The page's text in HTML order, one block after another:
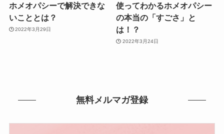
ホメオパシーで解決できな
いこととは？
2022年3月29日
使ってわかるホメオパシー
の本当の「すごさ」と
は！？
2022年3月24日
無料メルマガ登録